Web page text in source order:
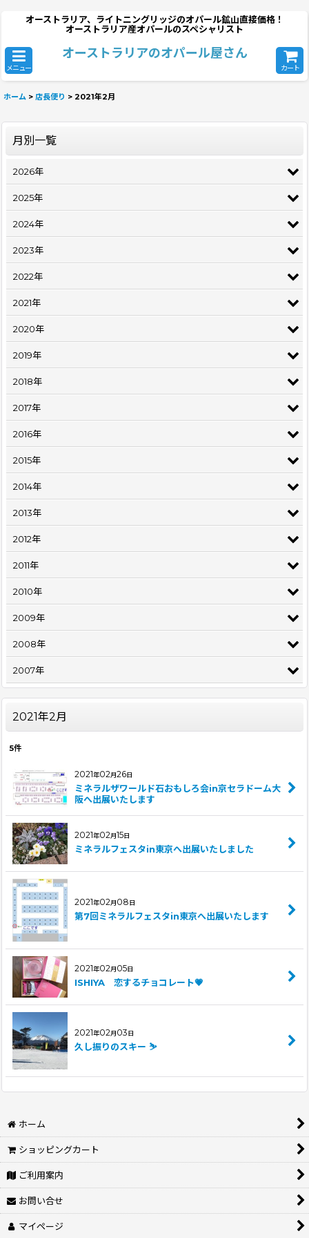
オーストラリア、ライトニングリッジのオパール鉱山直接価格！
オーストラリア産オパールのスペシャリスト
メニュー
オーストラリアのオパール屋さん
カート
ホーム > 店長便り > 2021年2月
2021年2月
5件
2021年02月26日
ミネラルザワールド石おもしろ会in京セラドーム大
阪へ出展いたします
2021年02月15日
ミネラルフェスタin東京へ出展いたしました
2021年02月08日
第7回ミネラルフェスタin東京へ出展いたします
2021年02月05日
ISHIYA 恋するチョコレート💗
2021年02月03日
久し振りのスキー ⛷
月別一覧
2026年
2025年
2024年
2023年
2022年
2021年
2020年
2019年
2018年
2017年
2016年
2015年
2014年
2013年
2012年
2011年
2010年
2009年
2008年
2007年
ホーム
ショッピングカート
ご利用案内
お問い合せ
マイページ